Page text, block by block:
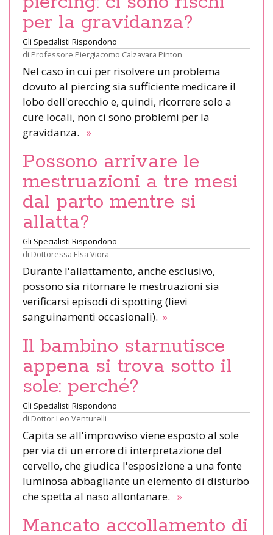
per la gravidanza?
Gli Specialisti Rispondono
di Professore Piergiacomo Calzavara Pinton
Nel caso in cui per risolvere un problema
dovuto al piercing sia sufficiente medicare il
lobo dell'orecchio e, quindi, ricorrere solo a
cure locali, non ci sono problemi per la
gravidanza. »
Possono arrivare le
mestruazioni a tre mesi
dal parto mentre si
allatta?
Gli Specialisti Rispondono
di Dottoressa Elsa Viora
Durante l'allattamento, anche esclusivo,
possono sia ritornare le mestruazioni sia
verificarsi episodi di spotting (lievi
sanguinamenti occasionali). »
Il bambino starnutisce
appena si trova sotto il
sole: perché?
Gli Specialisti Rispondono
di Dottor Leo Venturelli
Capita se all'improvviso viene esposto al sole
per via di un errore di interpretazione del
cervello, che giudica l'esposizione a una fonte
luminosa abbagliante un elemento di disturbo
che spetta al naso allontanare. »
Mancato accollamento di